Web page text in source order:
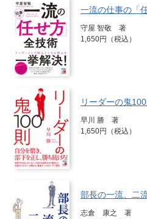
一流の仕事の「
守屋 智敬 著
1,650円（税込）
リーダーの鬼100
早川 勝 著
1,650円（税込）
部長の一流、二
志倉 康之 著